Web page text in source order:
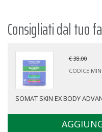
Consigliati dal tuo
€ 38,00
CODICE
SOMAT SKIN EX BODY